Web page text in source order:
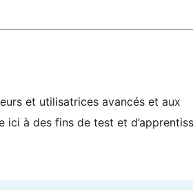
et utilisatrices avancés et aux
à des fins de test et